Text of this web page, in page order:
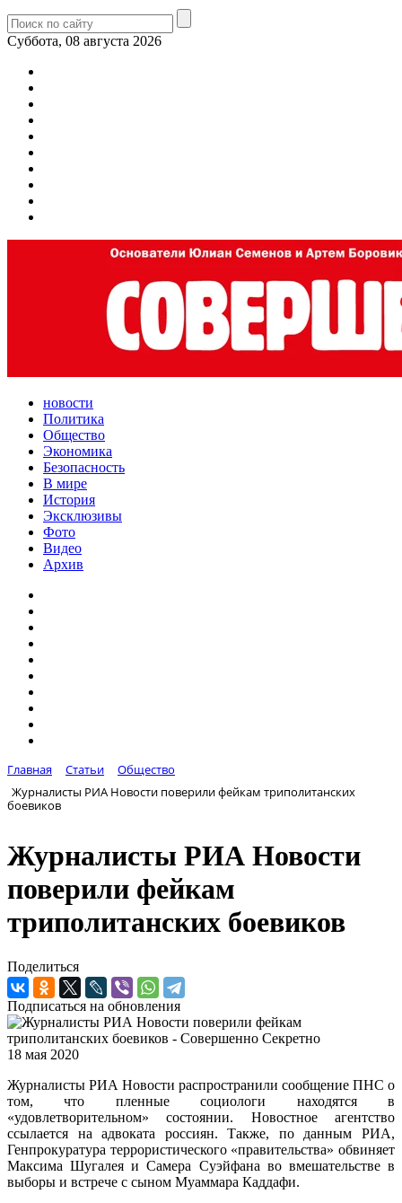
Суббота, 08 августа 2026
новости
Политика
Общество
Экономика
Безопасность
В мире
История
Эксклюзивы
Фото
Видео
Архив
Главная Статьи
Общество
Журналисты РИА Новости поверили фейкам триполитанских
боевиков
Журналисты РИА Новости
поверили фейкам
триполитанских боевиков
Поделиться
Подписаться на обновления
18 мая 2020
Журналисты РИА Новости распространили сообщение ПНС о
том, что пленные социологи находятся в
«удовлетворительном» состоянии. Новостное агентство
ссылается на адвоката россиян. Также, по данным РИА,
Генпрокуратура террористического «правительства» обвиняет
Максима Шугалея и Самера Суэйфана во вмешательстве в
выборы и встрече с сыном Муаммара Каддафи.